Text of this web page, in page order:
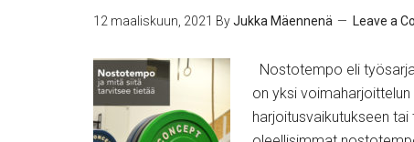
12 maaliskuun, 2021 ByJukka Mäennenä Leave a
Nostotempo eli
on yksi
harjoitusvaikutukseen